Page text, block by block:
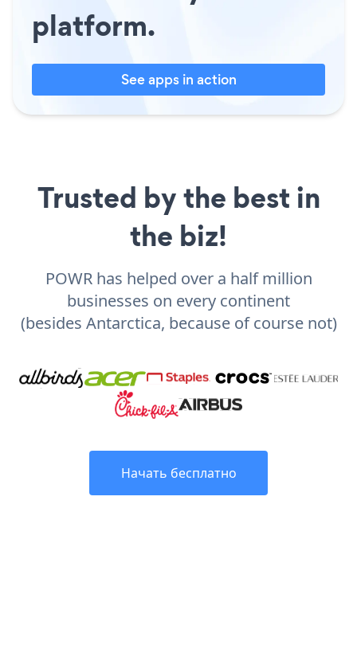
platform.
See apps in action
Trusted by the best in
the biz!
POWR has helped over a half million
businesses on every continent
(besides Antarctica, because of course not)
Начать бесплатно